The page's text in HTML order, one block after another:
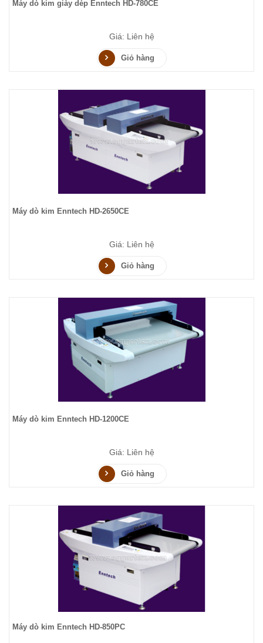
Máy dò kim giày dép Enntech HD-780CE
Giá: Liên hệ
Giỏ hàng
Máy dò kim Enntech HD-2650CE
Giá: Liên hệ
Giỏ hàng
Máy dò kim Enntech HD-1200CE
Giá: Liên hệ
Giỏ hàng
Máy dò kim Enntech HD-850PC